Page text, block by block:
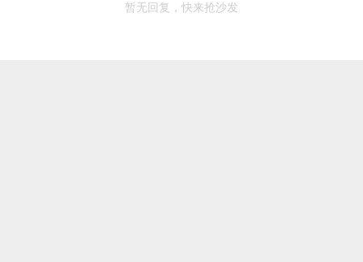
暂无回复，快来抢沙发